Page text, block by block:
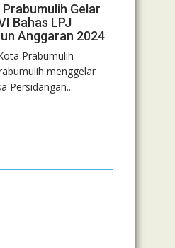
Gelar
Bahas LPJ
Anggaran 2024
Prabumulih
menggelar
Persidangan...